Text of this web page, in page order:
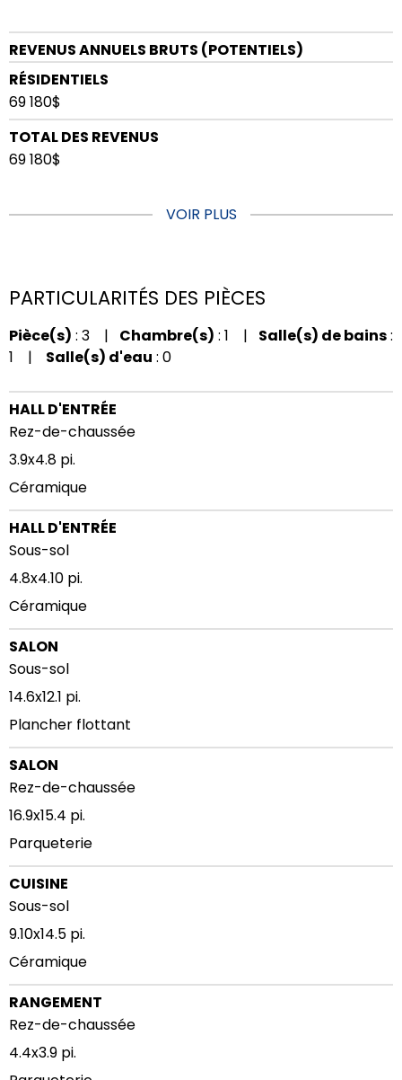
REVENUS ANNUELS BRUTS (POTENTIELS)
RÉSIDENTIELS
69 180$
TOTAL DES REVENUS
69 180$
VOIR PLUS
PARTICULARITÉS DES PIÈCES
Pièce(s) : 3 | Chambre(s) : 1 | Salle(s) de bains:
1 |
Salle(s) d'eau : 0
HALL D'ENTRÉE
Rez-de-chaussée
3.9x4.8 pi.
Céramique
HALL D'ENTRÉE
Sous-sol
4.8x4.10 pi.
Céramique
SALON
Sous-sol
14.6x12.1 pi.
Plancher flottant
SALON
Rez-de-chaussée
16.9x15.4 pi.
Parqueterie
CUISINE
Sous-sol
9.10x14.5 pi.
Céramique
RANGEMENT
Rez-de-chaussée
4.4x3.9 pi.